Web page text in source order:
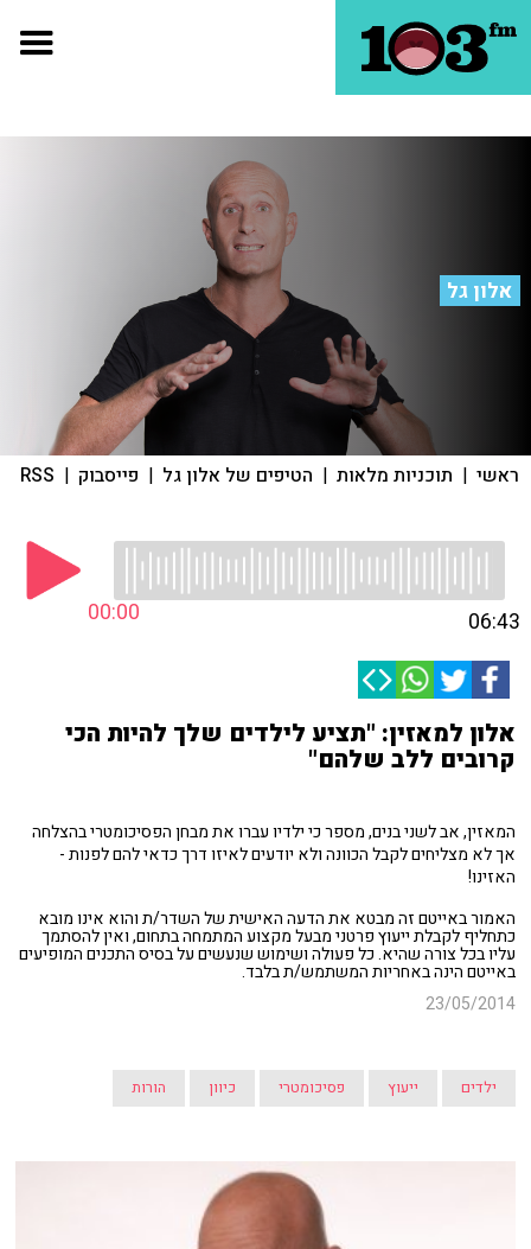
אלון גל
ראשי | תוכניות מלאות | הטיפים של אלון גל | פייסבוק |
RSS
00:00 06:43
אלון למאזין: "תציע לילדים שלך להיות הכי
קרובים ללב שלהם"
המאזין, אב לשני בנים, מספר כי ילדיו עברו את מבחן הפסיכומטרי בהצלחה
אך לא מצליחים לקבל הכוונה ולא יודעים לאיזו דרך כדאי להם לפנות -
האזינו!
האמור באייטם זה מבטא את הדעה האישית של השדר/ת והוא אינו מובא
כתחליף לקבלת ייעוץ פרטני מבעל מקצוע המתמחה בתחום, ואין להסתמך
עליו בכל צורה שהיא. כל פעולה ושימוש שנעשים על בסיס התכנים המופיעים
באייטם הינה באחריות המשתמש/ת בלבד.
23/05/2014
ילדים ייעוץ פסיכומטרי כיוון הורות